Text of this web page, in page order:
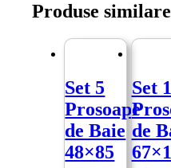
Produse similare
Set 5
Prosoape
de Baie
48×85
Set
de